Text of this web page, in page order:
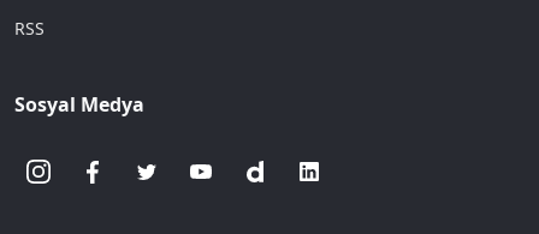
RSS
Sosyal Medya